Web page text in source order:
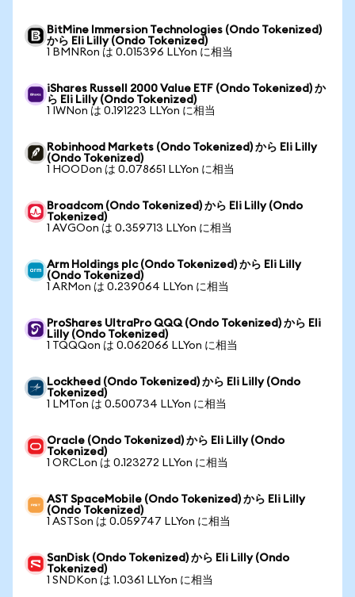
BitMine Immersion Technologies (Ondo Tokenized)
から Eli Lilly (Ondo Tokenized)
1 BMNRon は 0.015396 LLYon に相当
iShares Russell 2000 Value ETF (Ondo Tokenized) か
ら Eli Lilly (Ondo Tokenized)
1 IWNon は 0.191223 LLYon に相当
Robinhood Markets (Ondo Tokenized) から Eli Lilly
(Ondo Tokenized)
1 HOODon は 0.078651 LLYon に相当
Broadcom (Ondo Tokenized) から Eli Lilly (Ondo
Tokenized)
1 AVGOon は 0.359713 LLYon に相当
Arm Holdings plc (Ondo Tokenized) から Eli Lilly
(Ondo Tokenized)
1 ARMon は 0.239064 LLYon に相当
ProShares UltraPro QQQ (Ondo Tokenized) から Eli
Lilly (Ondo Tokenized)
1 TQQQon は 0.062066 LLYon に相当
Lockheed (Ondo Tokenized) から Eli Lilly (Ondo
Tokenized)
1 LMTon は 0.500734 LLYon に相当
Oracle (Ondo Tokenized) から Eli Lilly (Ondo
Tokenized)
1 ORCLon は 0.123272 LLYon に相当
AST SpaceMobile (Ondo Tokenized) から Eli Lilly
(Ondo Tokenized)
1 ASTSon は 0.059747 LLYon に相当
SanDisk (Ondo Tokenized) から Eli Lilly (Ondo
Tokenized)
1 SNDKon は 1.0361 LLYon に相当